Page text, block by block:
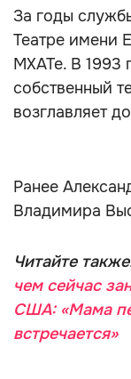
За годы
Театре имени
МХАТе. В 1993
собственный
возглавляет
Ранее
Владимира
Читайте
чем сейчас
США: «Мама
встречается»